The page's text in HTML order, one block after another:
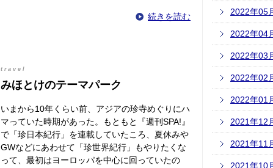
続きを読む
travel
みほとけのテーマパーク
いまから10年くらい前、アジアの珍寺めぐりにハ
マっていた時期があった。もともと『週刊SPA!』
で「珍日本紀行」を連載していたころ、夏休みや
GWなどにあわせて「珍世界紀行」もやりたくな
って、最初はヨーロッパを中心に回っていたの
2022年05
2022年04
2022年03
2022年02
2022年01
2021年12
2021年11
2021年10